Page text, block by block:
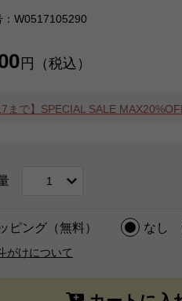
：W0517105290
円（税込）
まで】SPECIAL SALE
ピング（無料） なし
がけについて